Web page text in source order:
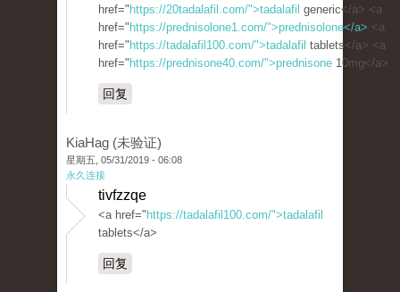
href=" https://20tadalafil.com/">tadalafil generic</a> <a
href=" https://prednisolone1.com/">prednisolone</a> <a
href=" https://tadalafil100.com/">tadalafil tablets</a> <a
href=" https://prednisone40.com/">prednisone 10mg</a>
回复
KiaHag (未验证)
星期五, 05/31/2019 - 06:08
永久连接
tivfzzqe
<a href=" https://tadalafil100.com/">tadalafil
tablets</a>
回复